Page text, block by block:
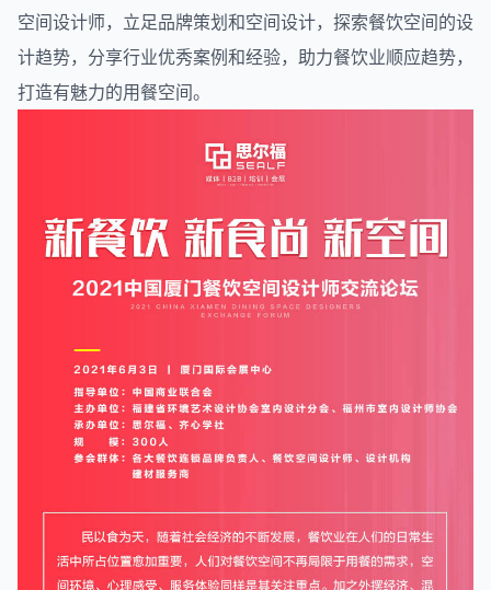
空间设计师，立足品牌策划和空间设计，探索餐饮空间的设
计趋势，分享行业优秀案例和经验，助力餐饮业顺应趋势，
打造有魅力的用餐空间。